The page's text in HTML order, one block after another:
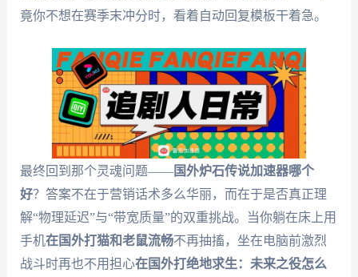
竟你不想在赛季末冲分时，看着自动回复模板干着急。
最终回到那个灵魂问题——国外炉石传说加速器哪个
好？答案不在于营销话术多么华丽，而在于是否真正理
解“物理延迟”与“带宽质量”的双重挑战。当你躺在床上用
手机在国外打猫和老鼠流畅不再抽搐，坐在电脑前激烈
战斗时再也不用担心在国外打绝地求生：未来之役怎么